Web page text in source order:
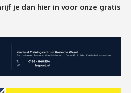
je dan hier in voor onze gratis